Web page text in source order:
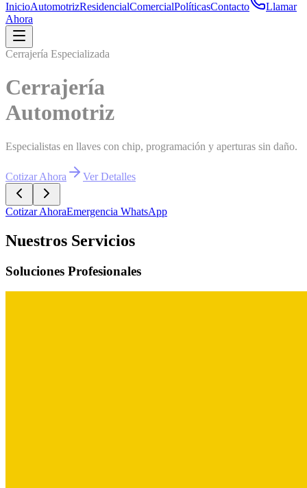
InicioAutomotrizResidencialComercialPolíticasContacto
Llamar
Ahora
Especializada
lo que más importa: Expertos en seguridad residencial
Ahora Ver Detalles
Cotizar AhoraEmergencia WhatsApp
Nuestros Servicios
Soluciones Profesionales